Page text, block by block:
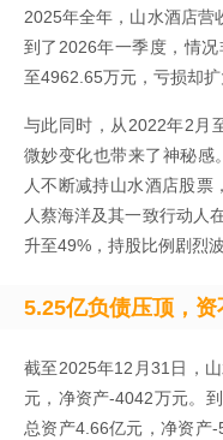
2025年全年，山水酒店营
到了2026年一季度，情
至4962.65万元，亏损却扩
与此同时，从2022年2月
微妙变化也带来了神秘感
人不断减持山水酒店股票
人蔡海洋及其一致行动人
升至49%，持股比例剧烈
5.25亿负债压顶，
截至2025年12月31日，
元，净资产-4042万元。
总资产4.66亿元，净资产